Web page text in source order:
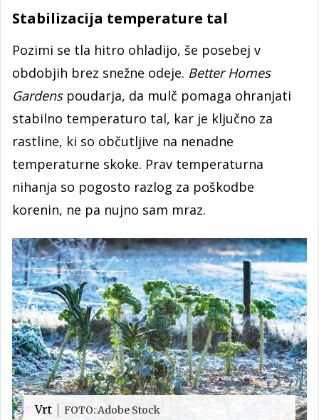
Stabilizacija temperature tal
Pozimi se tla hitro ohladijo, še posebej v
obdobjih brez snežne odeje. Better Homes
Gardenspoudarja, da mulč pomaga ohranjati
stabilno temperaturo tal, kar je ključno za
rastline, ki so občutljive na nenadne
temperaturne skoke. Prav temperaturna
nihanja so pogosto razlog za poškodbe
korenin, ne pa nujno sam mraz.
Vrt FOTO: Adobe Stock